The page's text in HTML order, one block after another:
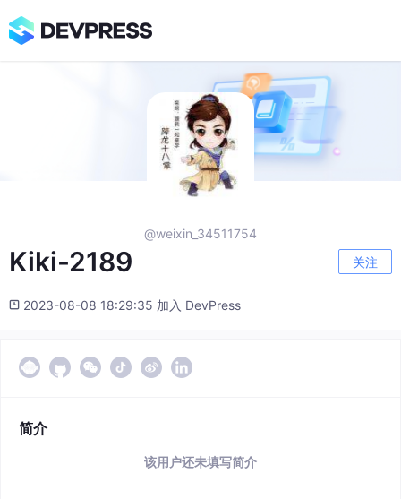
@weixin_34511754
Kiki-2189 关注
2023-08-08 18:29:35 加入 DevPress
简介
该用户还未填写简介